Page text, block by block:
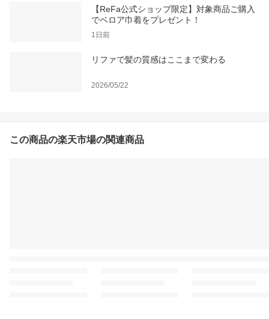
【ReFa公式ショップ限定】対象商品ご購入
でベロア巾着をプレゼント！
1日前
リファで髪の質感はここまで変わる
2026/05/22
この商品の楽天市場の関連商品